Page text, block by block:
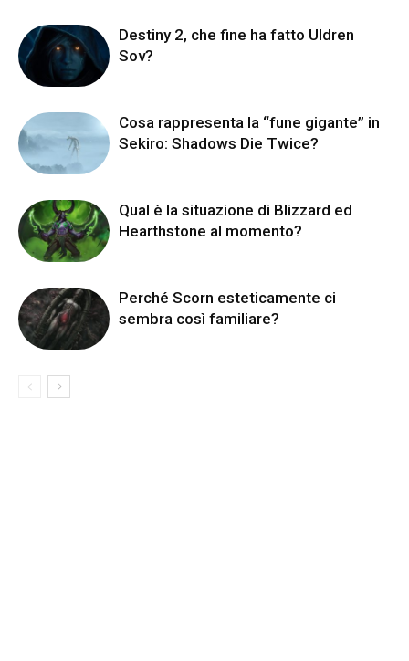
Destiny 2, che fine ha fatto Uldren
Sov?
Cosa rappresenta la “fune gigante” in
Sekiro: Shadows Die Twice?
Qual è la situazione di Blizzard ed
Hearthstone al momento?
Perché Scorn esteticamente ci
sembra così familiare?